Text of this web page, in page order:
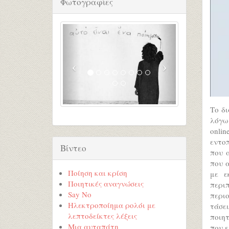
Το
που
που
με
Βίντεο
Ποίηση και κρίση
Ποιητικές αναγνώσεις
Say No
Ηλεκτροποίημα ρολόι με
λεπτοδείκτες λέξεις
Μια αυταπάτη